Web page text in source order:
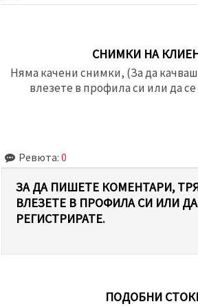
СНИМКИ НА
Няма качени снимки, (За да
влезете в профила си или да
Ревюта: 0
ЗА ДА ПИШЕТЕ КОМЕНТАРИ,
ВЛЕЗЕТЕ В ПРОФИЛА СИ ИЛИ
РЕГИСТРИРАТЕ.
ПОДОБНИ